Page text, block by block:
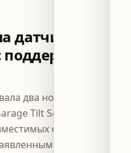
датчики для
два новых
Tilt Sensor и
с Apple Home,
сроком